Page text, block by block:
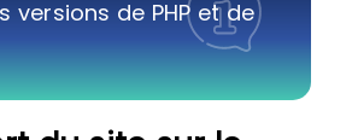
versions de PHP et de